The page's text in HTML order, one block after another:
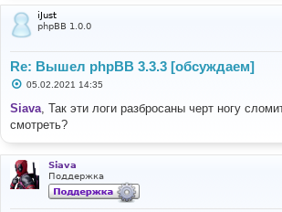
iJust
phpBB 1.0.0
Re: Вышел phpBB 3.3.3 [обсуждаем]
С
о
щ
и
е
05.02.2021 14:35
Siava, Так эти логи разбросаны черт ногу
смотреть?
Siava
Поддержка